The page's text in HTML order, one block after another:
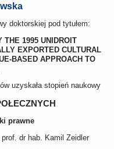
doktorskiej pod tytułem:
THE 1995 UNIDROIT
EXPORTED CULTURAL
BASED APPROACH TO
uzyskała stopień naukowy
prawne
dr hab. Kamil Zeidler